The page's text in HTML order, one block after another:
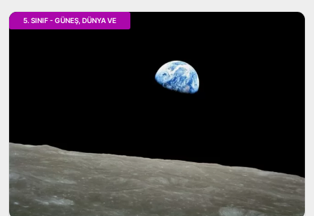
5. SINIF - GÜNEŞ, DÜNYA VE